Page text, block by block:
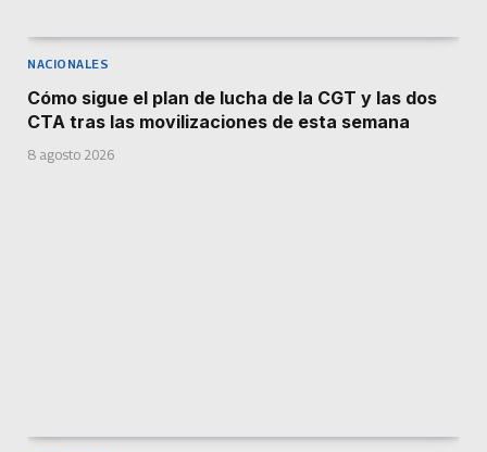
NACIONALES
Cómo sigue el plan de lucha de la CGT y las dos
CTA tras las movilizaciones de esta semana
8 agosto 2026